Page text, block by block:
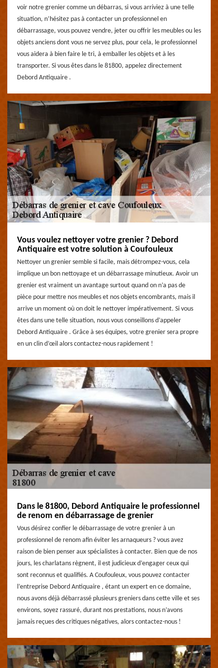
voir notre grenier comme un débarras, si vous arriviez à une telle
situation, n’hésitez pas à contacter un professionnel en
débarrassage, vous pouvez vendre, jeter ou offrir les meubles ou les
objets anciens dont vous ne servez plus, pour cela, le professionnel
vous aidera à bien faire le tri, à emballer les objets et à les
transporter. Si vous êtes dans le 81800, appelez directement
Debord Antiquaire .
Vous voulez nettoyer votre grenier ? Debord
Antiquaire est votre solution à Coufouleux
Nettoyer un grenier semble si facile, mais détrompez-vous, cela
implique un bon nettoyage et un débarrassage minutieux. Avoir un
grenier est vraiment un avantage surtout quand on n’a pas de
pièce pour mettre nos meubles et nos objets encombrants, mais il
arrive un moment où on doit le nettoyer impérativement. Si vous
êtes dans une telle situation, nous vous conseillons d’appeler
Debord Antiquaire . Grâce à ses équipes, votre grenier sera propre
en un clin d’œil alors contactez-nous rapidement !
Dans le 81800, Debord Antiquaire le professionnel
de renom en débarrassage de grenier
Vous désirez confier le débarrassage de votre grenier à un
professionnel de renom afin éviter les arnaqueurs ? vous avez
raison de bien penser aux spécialistes à contacter. Bien que de nos
jours, les charlatans règnent, il est judicieux d’engager ceux qui
sont reconnus et qualifiés. A Coufouleux, vous pouvez contacter
l’entreprise Debord Antiquaire , étant un expert en ce domaine,
nous avons déjà débarrassé plusieurs greniers dans cette ville et ses
environs, soyez rassuré, durant nos prestations, nous n’avons
jamais reçues des critiques négatives, alors contactez-nous !